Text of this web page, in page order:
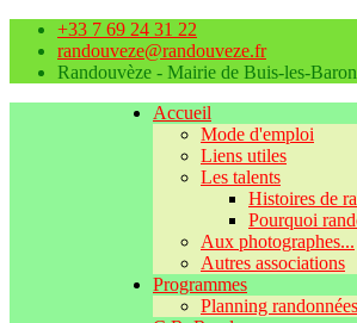
+33 7 69 24 31 22
randouveze@randouveze.fr
Randouvèze - Mairie de Buis-les-
Accueil
Mode d'emploi
Liens utiles
Les talents
Histoires de
Pourquoi
Aux photographes...
Autres associations
Programmes
Planning randonnées